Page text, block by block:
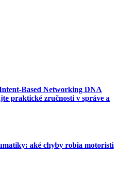
Based Networking DNA
praktické zručnosti v správe a
aké chyby robia motoristi